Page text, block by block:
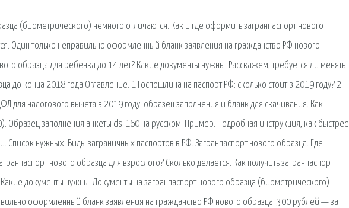
(биометрического) немного отличаются. Как и где оформить загранпаспорт нового
Один только неправильно оформленный бланк заявления на гражданство РФ нового
образца для ребенка до 14 лет? Какие документы нужны. Расскажем, требуется ли менять
до конца 2018 года Оглавление. 1 Госпошлина на паспорт РФ: сколько стоит в 2019 году? 2
для налогового вычета в 2019 году: образец заполнения и бланк для скачивания. Как
Образец заполнения анкеты ds-160 на русском. Пример. Подробная инструкция, как быстрее
Список нужных. Виды заграничных паспортов в РФ. Загранпаспорт нового образца. Где
нового образца для взрослого? Сколько делается. Как получить загранпаспорт
документы нужны. Документы на загранпаспорт нового образца (биометрического)
оформленный бланк заявления на гражданство РФ нового образца. 300 рублей — за